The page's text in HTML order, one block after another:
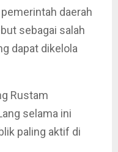
daerah
sebagai salah
dapat dikelola
Rustam
selama ini
paling aktif di